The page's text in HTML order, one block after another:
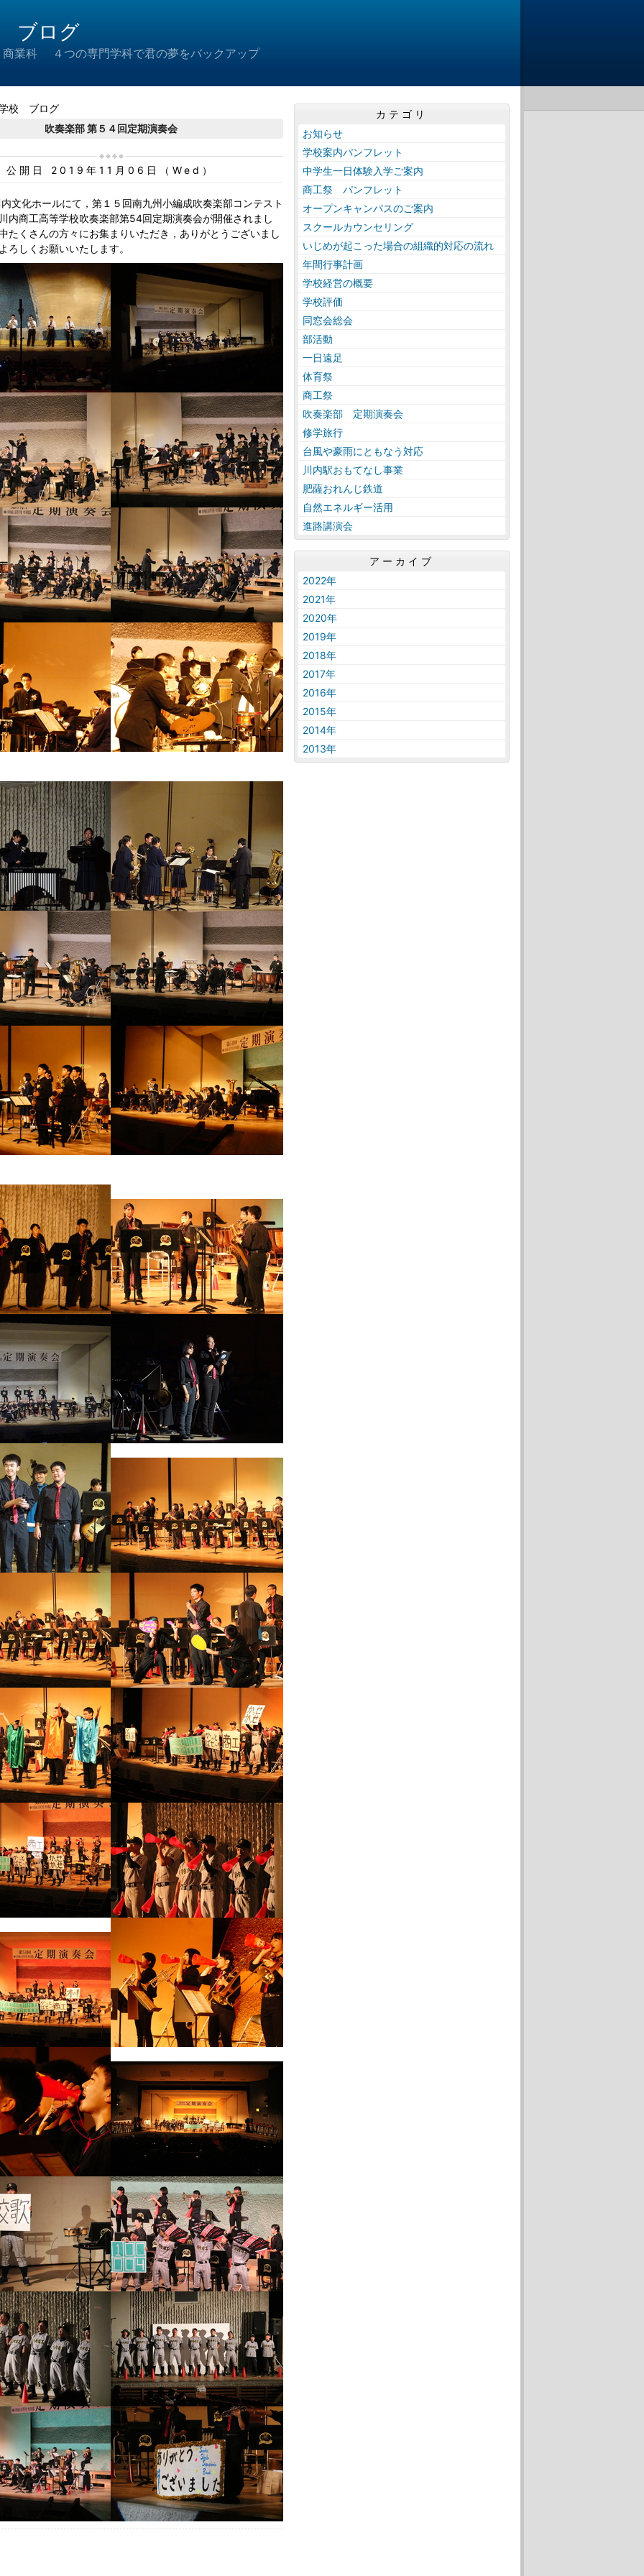
ブログ
科 ４つの専門学科で君の夢をバックアップ
校 ブログ
吹奏楽部 第５４回定期演奏会
公開日 2019年11月06日（Wed）
文化ホールにて，第１５回南九州小編成吹奏楽部コンテスト
内商工高等学校吹奏楽部第54回定期演奏会が開催されまし
たくさんの方々にお集まりいただき，ありがとうございまし
ろしくお願いいたします。
カテゴリ
お知らせ
学校案内パンフレット
中学生一日体験入学ご案内
商工祭 パンフレット
オープンキャンパスのご案内
スクールカウンセリング
いじめが起こった場合の組織的対応の流れ
年間行事計画
学校経営の概要
学校評価
同窓会総会
部活動
一日遠足
体育祭
商工祭
吹奏楽部 定期演奏会
修学旅行
台風や豪雨にともなう対応
川内駅おもてなし事業
肥薩おれんじ鉄道
自然エネルギー活用
進路講演会
アーカイブ
2022年
2021年
2020年
2019年
2018年
2017年
2016年
2015年
2014年
2013年